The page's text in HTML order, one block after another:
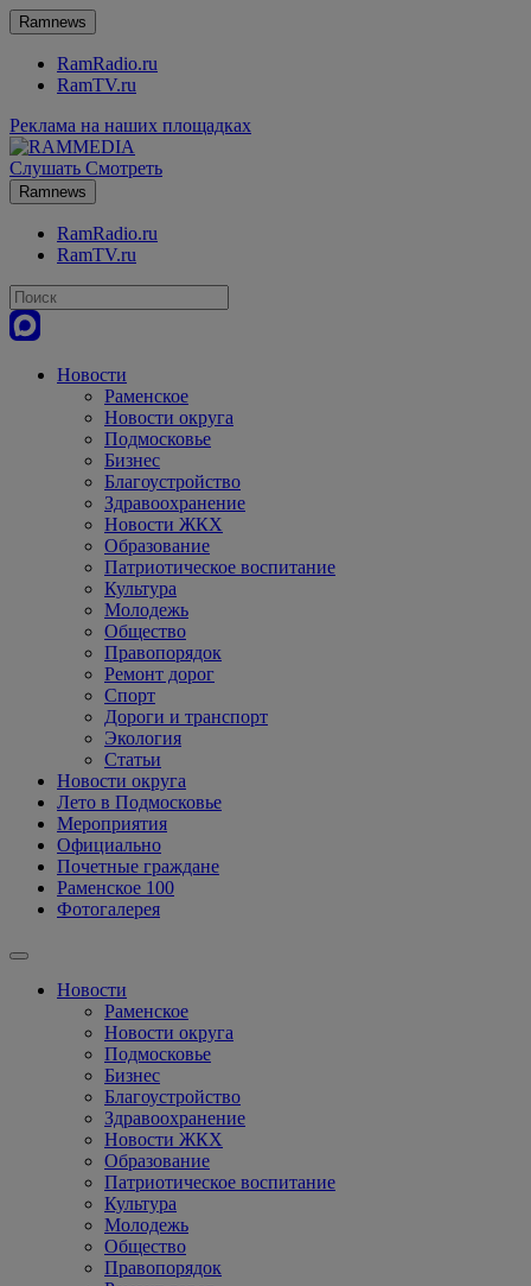
Ramnews
RamRadio.ru
RamTV.ru
Реклама на наших площадках
Слушать Смотреть
Ramnews
RamRadio.ru
RamTV.ru
Новости
Раменское
Новости округа
Подмосковье
Бизнес
Благоустройство
Здравоохранение
Новости ЖКХ
Образование
Патриотическое воспитание
Культура
Молодежь
Общество
Правопорядок
Ремонт дорог
Спорт
Дороги и транспорт
Экология
Статьи
Новости округа
Лето в Подмосковье
Мероприятия
Официально
Почетные граждане
Раменское 100
Фотогалерея
Новости
Раменское
Новости округа
Подмосковье
Бизнес
Благоустройство
Здравоохранение
Новости ЖКХ
Образование
Патриотическое воспитание
Культура
Молодежь
Общество
Правопорядок